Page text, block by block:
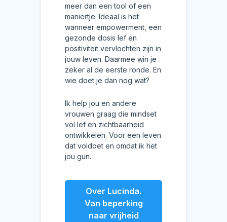
meer dan een tool of een
maniertje. Ideaal is het
wanneer empowerment, een
gezonde dosis lef en
positiviteit vervlochten zijn in
jouw leven. Daarmee win je
zeker al de eerste ronde. En
wie doet je dan nog wat?
Ik help jou en andere
vrouwen graag die mindset
vol lef en zichtbaarheid
ontwikkelen. Voor een leven
dat voldoet en omdat ik het
jou gun.
Over Lucinda.
Van beperking
naar vrijheid